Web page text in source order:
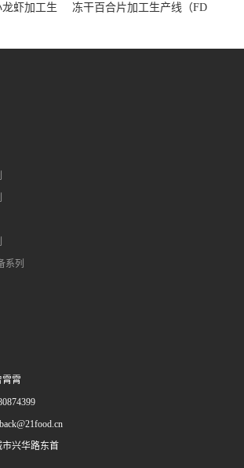
虾加工生
冻干百合片加工生产线（FD
线）
系列
霄
兴华路东首